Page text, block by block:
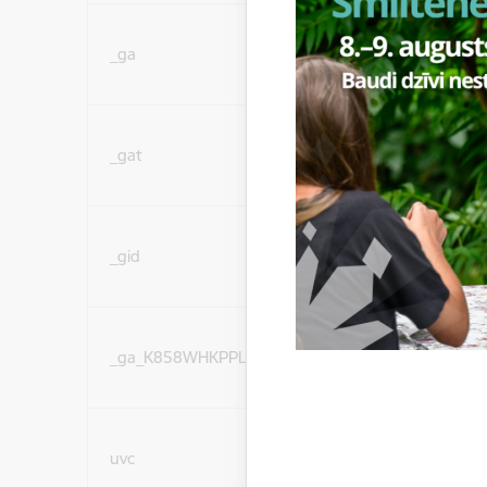
_ga
Statistikas sīkdatnes
lai uzlabotu vietnes
pakalpojumus)
_gat
Statistikas sīkdatnes
lai uzlabotu vietnes
pakalpojumus)
_gid
Statistikas sīkdatnes
lai uzlabotu vietnes
pakalpojumus)
_ga_K858WHKPPL
Statistikas sīkdatnes
lai uzlabotu vietnes
uvc